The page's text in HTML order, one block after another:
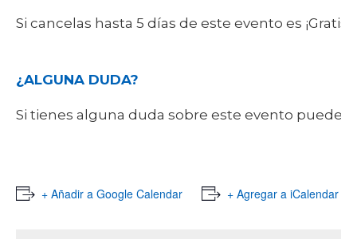
Si cancelas hasta 5 días de este evento es
¿ALGUNA DUDA?
Si tienes alguna duda sobre este evento
+ Añadir a Google Calendar + Agregar a iCalendar